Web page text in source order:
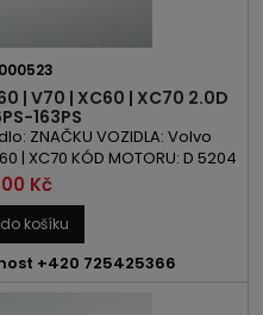
| V70 | XC60 | XC70 2.0D
163PS
ZNAČKU VOZIDLA: Volvo
| XC70 KÓD MOTORU: D 5204
1984ccm 2.0 D VÝKON:
ROK VÝROBY: 2010 -
Kč
košíku
+420 725425366